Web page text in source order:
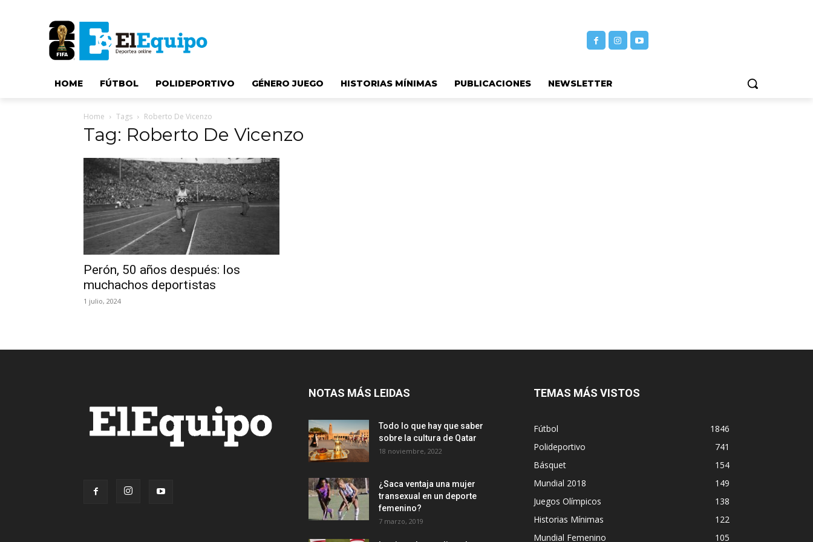
HOME FÚTBOL POLIDEPORTIVO GÉNERO JUEGO HISTORIAS MÍNIMAS PUBLICACIONES NEWSLETTER
Home Tags Roberto De Vicenzo
Tag: Roberto De Vicenzo
Perón, 50 años después: los
muchachos deportistas
1 julio, 2024
NOTAS MÁS LEIDAS
Todo lo que hay que saber
sobre la cultura de Qatar
18 noviembre, 2022
¿Saca ventaja una mujer
transexual en un deporte
femenino?
7 marzo, 2019
TEMAS MÁS VISTOS
Fútbol
1846
Polideportivo
741
Básquet
154
Mundial 2018
149
Juegos Olímpicos
138
Historias Mínimas
122
Mundial Femenino
105